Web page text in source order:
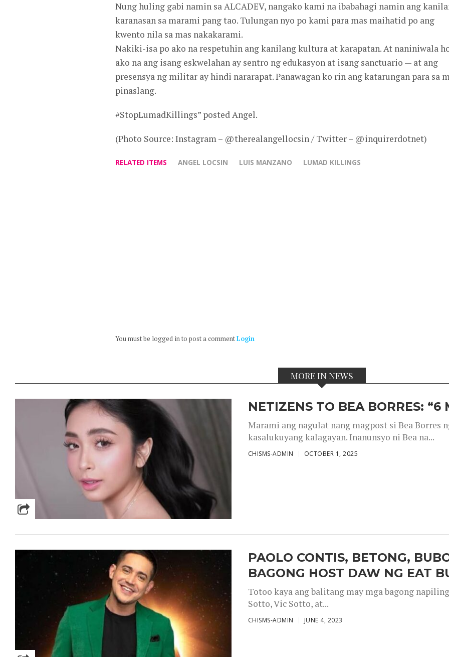
Nung huling gabi namin sa ALCADEV, nangako kami na ibabahagi namin ang
karanasan sa marami pang tao. Tulungan nyo po kami para mas maihatid po ang
kwento nila sa mas nakakarami.
Nakiki-isa po ako na respetuhin ang kanilang kultura at karapatan. At naniniwala
ako na ang isang eskwelahan ay sentro ng edukasyon at isang sanctuario — at ang
presensya ng militar ay hindi nararapat. Panawagan ko rin ang katarungan para sa
pinaslang.
#StopLumadKillings” posted Angel.
(Photo Source: Instagram – @therealangellocsin / Twitter – @inquirerdotnet)
RELATED ITEMS ANGEL LOCSIN LUIS MANZANO LUMAD KILLINGS
You must be logged in to post a commentLogin
MORE IN NEWS
NETIZENS TO BEA BORRES: “6
Marami ang nagulat nang magpost si Bea Borres
kasalukuyang kalagayan. Inanunsyo ni Bea na...
CHISMS-ADMIN OCTOBER 1, 2025
PAOLO CONTIS, BETONG,
BAGONG HOST DAW NG EAT
Totoo kaya ang balitang may mga bagong
Sotto, Vic Sotto, at...
CHISMS-ADMIN JUNE 4, 2023